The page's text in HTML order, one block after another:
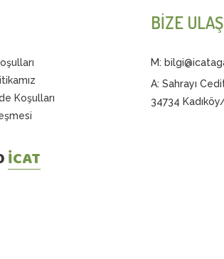
Koşulları
İCAT
BİZE
M:
A: Sahrayı
34734